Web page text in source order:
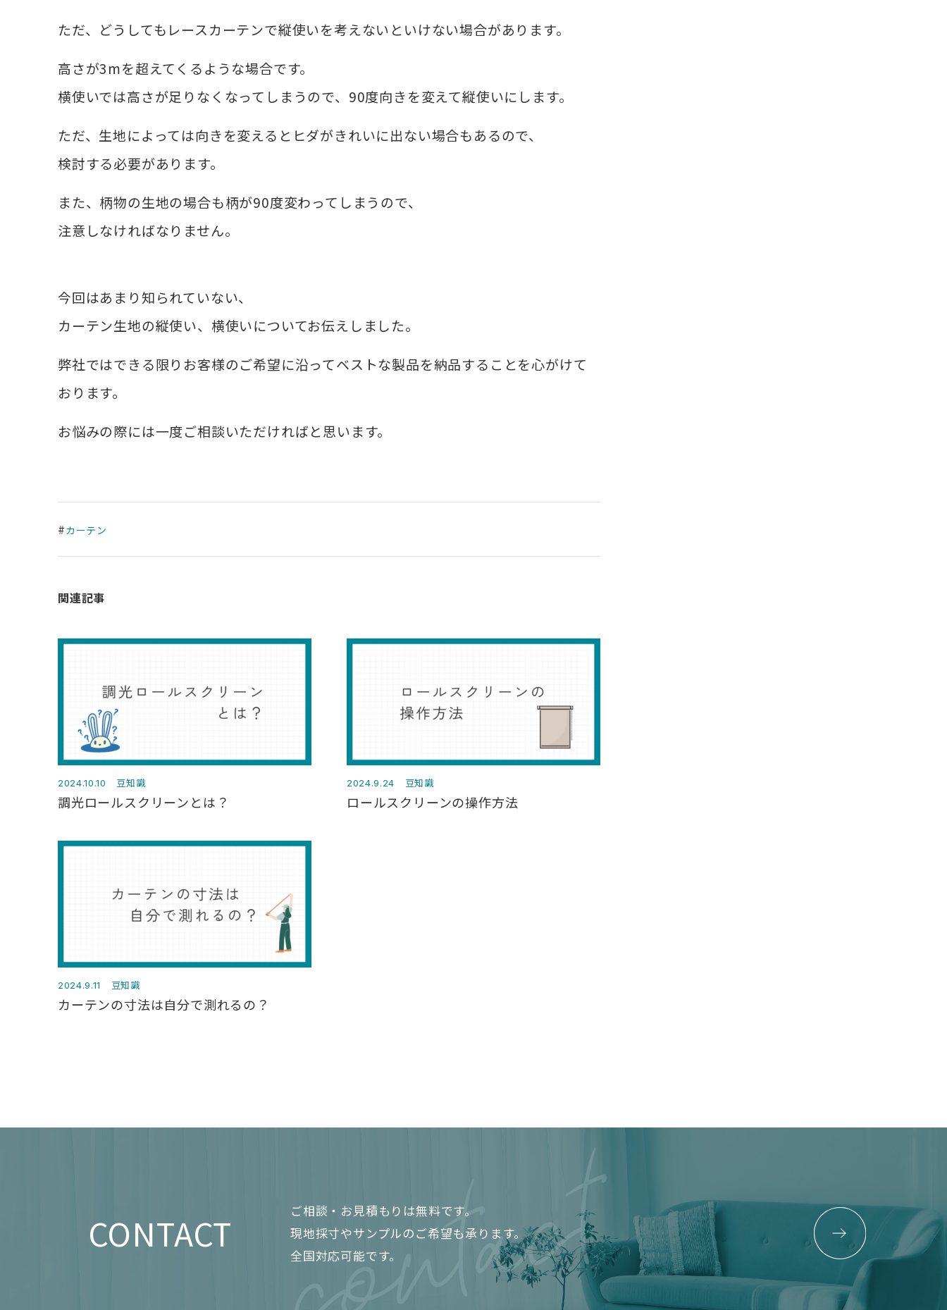
ただ、どうしてもレースカーテンで縦使いを考えないといけない場合があります。
高さが3mを超えてくるような場合です。
横使いでは高さが足りなくなってしまうので、90度向きを変えて縦使いにします。
ただ、生地によっては向きを変えるとヒダがきれいに出ない場合もあるので、
検討する必要があります。
また、柄物の生地の場合も柄が90度変わってしまうので、
注意しなければなりません。
今回はあまり知られていない、
カーテン生地の縦使い、横使いについてお伝えしました。
弊社ではできる限りお客様のご希望に沿ってベストな製品を納品することを心がけて
おります。
お悩みの際には一度ご相談いただければと思います。
#カーテン
関連記事
2024.10.10 豆知識
調光ロールスクリーンとは？
2024.9.24 豆知識
ロールスクリーンの操作方法
2024.9.11 豆知識
カーテンの寸法は自分で測れるの？
CONTACT
ご相談・お見積もりは無料です。
現地採寸やサンプルのご希望も承ります。
全国対応可能です。